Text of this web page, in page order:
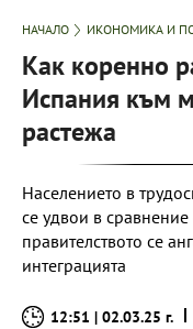
НАЧАЛО ИКОНОМИКА И
Как коренно
Испания към
растежа
Населението в
се удвои в
правителството се
интеграцията
12:51 | 02.03.25 г.